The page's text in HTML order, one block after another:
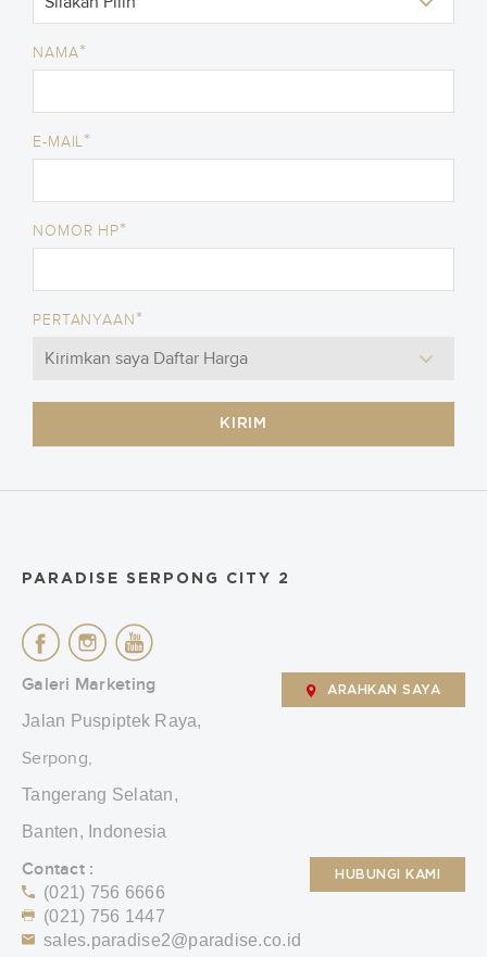
NAMA*
E-MAIL*
NOMOR HP*
PERTANYAAN*
KIRIM
PARADISE SERPONG CITY 2
Galeri Marketing
Jalan Puspiptek Raya,
Serpong,
Tangerang Selatan,
Banten, Indonesia
ARAHKAN SAYA
Contact :
(021) 756 6666
(021) 756 1447
sales.paradise2@paradise.co.id
HUBUNGI KAMI